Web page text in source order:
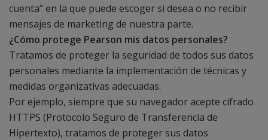
cuenta” en la que puede escoger si desea o no recibir
mensajes de marketing de nuestra parte.
¿Cómo protege Pearson mis datos personales?
Tratamos de proteger la seguridad de todos sus datos
personales mediante la implementación de técnicas y
medidas organizativas adecuadas.
Por ejemplo, siempre que su navegador acepte cifrado
HTTPS (Protocolo Seguro de Transferencia de
Hipertexto), tratamos de proteger sus datos